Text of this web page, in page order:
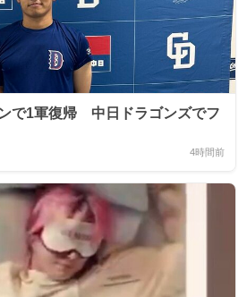
で1軍復帰 中日ドラゴンズでフ
4時間前